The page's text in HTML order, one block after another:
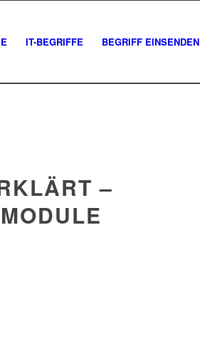
IT-BEGRIFFE BEGRIFF EINSENDEN
–